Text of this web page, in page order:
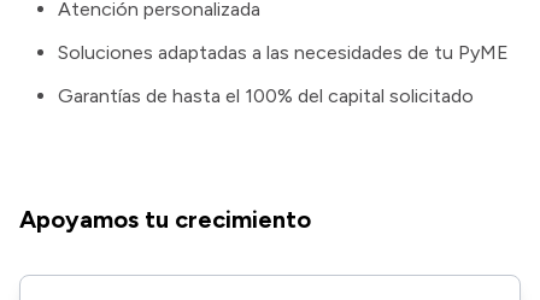
Atención personalizada
Soluciones adaptadas a las necesidades de tu PyME
Garantías de hasta el 100% del capital solicitado
Apoyamos tu crecimiento